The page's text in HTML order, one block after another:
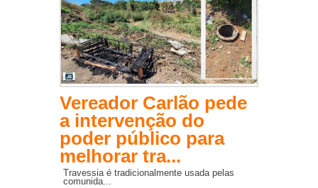
Vereador Carlão pede
a intervenção do
poder público para
melhorar tra...
Travessia é tradicionalmente usada pelas
comunida...